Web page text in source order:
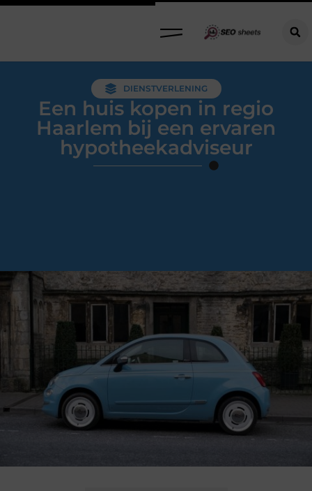
DIENSTVERLENING
Een huis kopen in regio
Haarlem bij een ervaren
hypotheekadviseur